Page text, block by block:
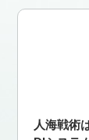
人海戦術